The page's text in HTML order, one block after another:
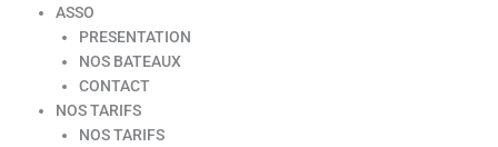
ASSO
PRESENTATION
NOS BATEAUX
CONTACT
NOS TARIFS
NOS TARIFS